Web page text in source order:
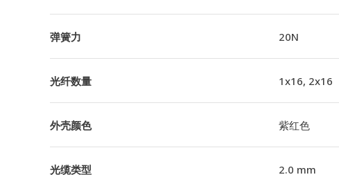
弹簧力 20N
光纤数量 1x16, 2x16
外壳颜色 紫红色
光缆类型 2.0 mm